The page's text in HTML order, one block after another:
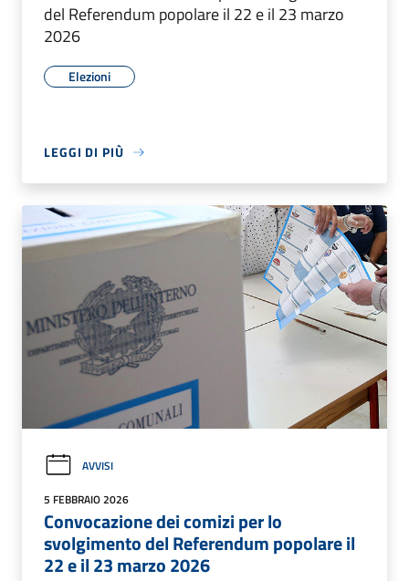
del Referendum popolare il 22 e il 23 marzo
2026
Elezioni
LEGGI DI PIÙ
AVVISI
5 FEBBRAIO 2026
Convocazione dei comizi per lo
svolgimento del Referendum popolare il
22 e il 23 marzo 2026